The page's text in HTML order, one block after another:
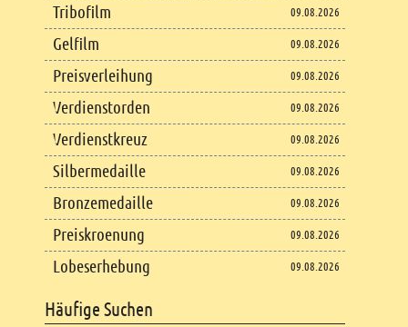
Tribofilm 09.08.2026
Gelfilm 09.08.2026
Preisverleihung 09.08.2026
Verdienstorden 09.08.2026
Verdienstkreuz 09.08.2026
Silbermedaille 09.08.2026
Bronzemedaille 09.08.2026
Preiskroenung 09.08.2026
Lobeserhebung 09.08.2026
Häufige Suchen